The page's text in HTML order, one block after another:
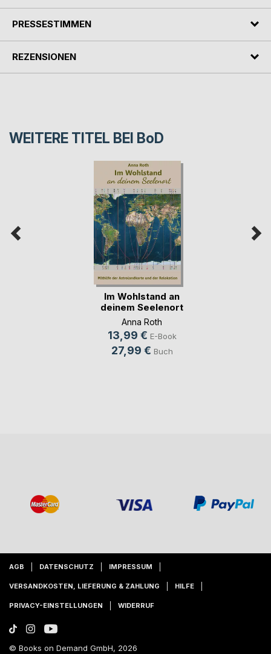
PRESSESTIMMEN
REZENSIONEN
WEITERE TITEL BEI BoD
Im Wohlstand an
deinem Seelenort
Anna Roth
13,99 € E-Book
27,99 € Buch
AGB DATENSCHUTZ IMPRESSUM
VERSANDKOSTEN, LIEFERUNG & ZAHLUNG HILFE
PRIVACY-EINSTELLUNGEN WIDERRUF
© Books on Demand GmbH, 2026